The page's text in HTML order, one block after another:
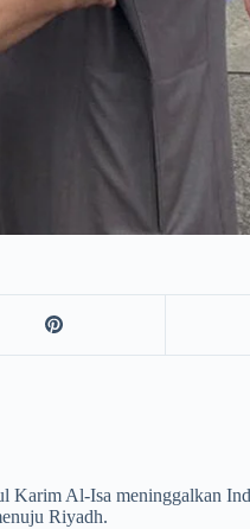
Al-Isa meninggalkan
Riyadh.